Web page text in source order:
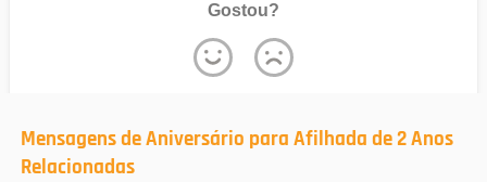
Gostou?
Mensagens de Aniversário para Afilhada de 2 Anos
Relacionadas